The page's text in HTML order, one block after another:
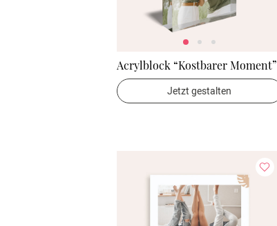
Acrylblock “Kostbarer Moment”
Jetzt gestalten